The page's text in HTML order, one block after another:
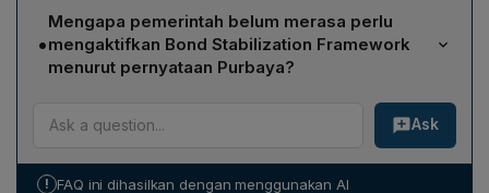
Purbaya menyebutkan Bond Stabilization Fund (BSF)
dan Bond Stabilization Framework. Saat ini pemerintah
hanya menjalankan BSF, sedangkan Framework belum
diterapkan karena harga obligasi masih dinilai
•
Mengapa pemerintah belum merasa perlu
mengaktifkan Bond Stabilization Framework
menurut pernyataan Purbaya?
Purbaya menegaskan bahwa kondisi pasar obligasi
belum separah itu; harga obligasi masih relatif
terkendali, sehingga tidak ada kebutuhan mendesak
Ask
! FAQ ini dihasilkan dengan menggunakan AI